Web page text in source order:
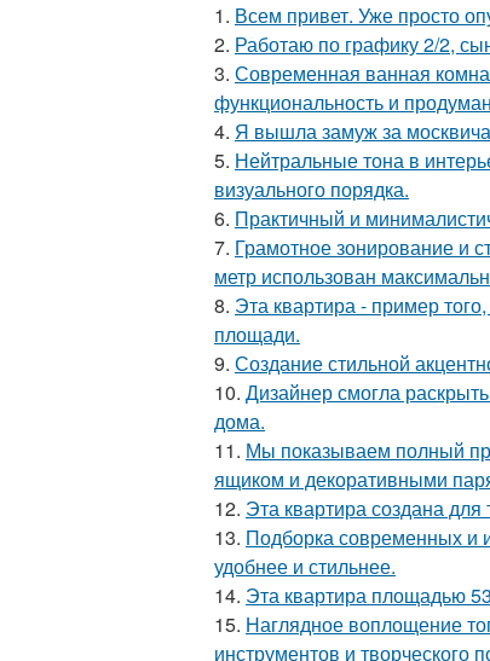
1. Всем привет. Уже просто
2. Работаю по графику 2/2,
3. Современная ванная
функциональность и
4. Я вышла замуж за
5. Нейтральные тона в
визуального порядка.
6. Практичный и
7. Грамотное зонирование и
метр использован
8. Эта квартира - пример
площади.
9. Создание стильной
10. Дизайнер смогла
дома.
11. Мы показываем полный
ящиком и декоративными
12. Эта квартира создана
13. Подборка современных и
удобнее и стильнее.
14. Эта квартира площадью
15. Наглядное воплощение
инструментов и творческого